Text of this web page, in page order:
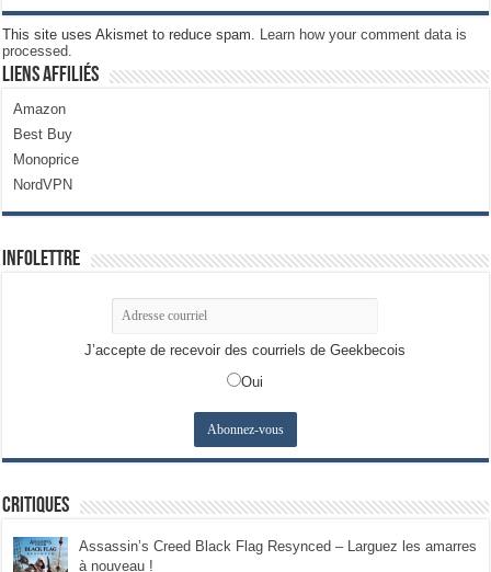
This site uses Akismet to reduce spam.
Learn how your comment data is
processed.
Liens Affiliés
Amazon
Best Buy
Monoprice
NordVPN
Infolettre
J’accepte de recevoir des courriels de Geekbecois
Oui
Critiques
Assassin’s Creed Black Flag Resynced – Larguez les amarres
à nouveau !